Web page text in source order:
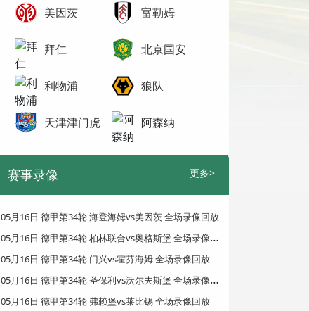
美因茨 富勒姆
拜仁 北京国安
利物浦 狼队
天津津门虎 阿森纳
赛事录像 更多>
05月16日 德甲第34轮 海登海姆vs美因茨 全场录像回放
0
5月16日 德甲第34轮 柏林联合vs奥格斯堡 全场录像回放
05月16日 德甲第34轮 门兴vs霍芬海姆 全场录像回放
0
5月16日 德甲第34轮 圣保利vs沃尔夫斯堡 全场录像回放
05月16日 德甲第34轮 弗赖堡vs莱比锡 全场录像回放